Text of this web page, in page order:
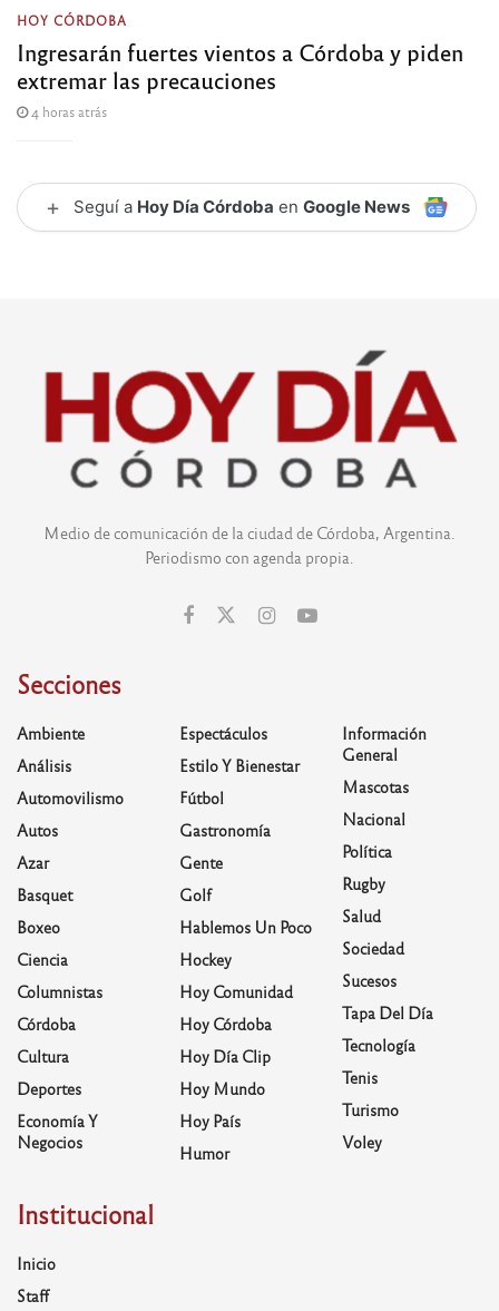
HOY CÓRDOBA
Ingresarán fuertes vientos a Córdoba y piden
extremar las precauciones
4 horas atrás
+ Seguí a Hoy Día Córdoba en Google News
Medio de comunicación de la ciudad de Córdoba, Argentina.
Periodismo con agenda propia.
Secciones
Ambiente
Análisis
Automovilismo
Autos
Azar
Basquet
Boxeo
Ciencia
Columnistas
Córdoba
Cultura
Deportes
Economía Y
Negocios
Espectáculos
Estilo Y Bienestar
Fútbol
Gastronomía
Gente
Golf
Hablemos Un Poco
Hockey
Hoy Comunidad
Hoy Córdoba
Hoy Día Clip
Hoy Mundo
Hoy País
Humor
Información
General
Mascotas
Nacional
Política
Rugby
Salud
Sociedad
Sucesos
Tapa Del Día
Tecnología
Tenis
Turismo
Voley
Institucional
Inicio
Staff